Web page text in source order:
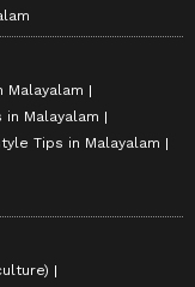
Malayalam
in Malayalam
Tips in Malayalam